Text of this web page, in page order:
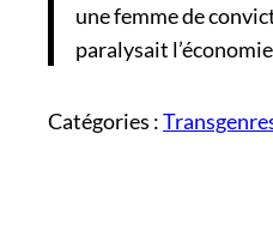
une femme de
paralysait
Catégories :